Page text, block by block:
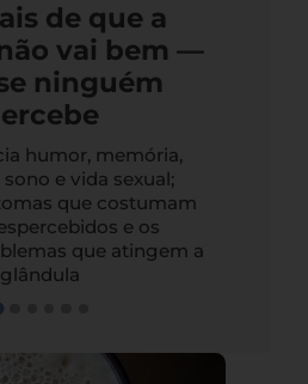
de que a
vai bem —
ninguém
humor, memória,
e vida sexual;
que costumam
e os
que atingem a
glândula